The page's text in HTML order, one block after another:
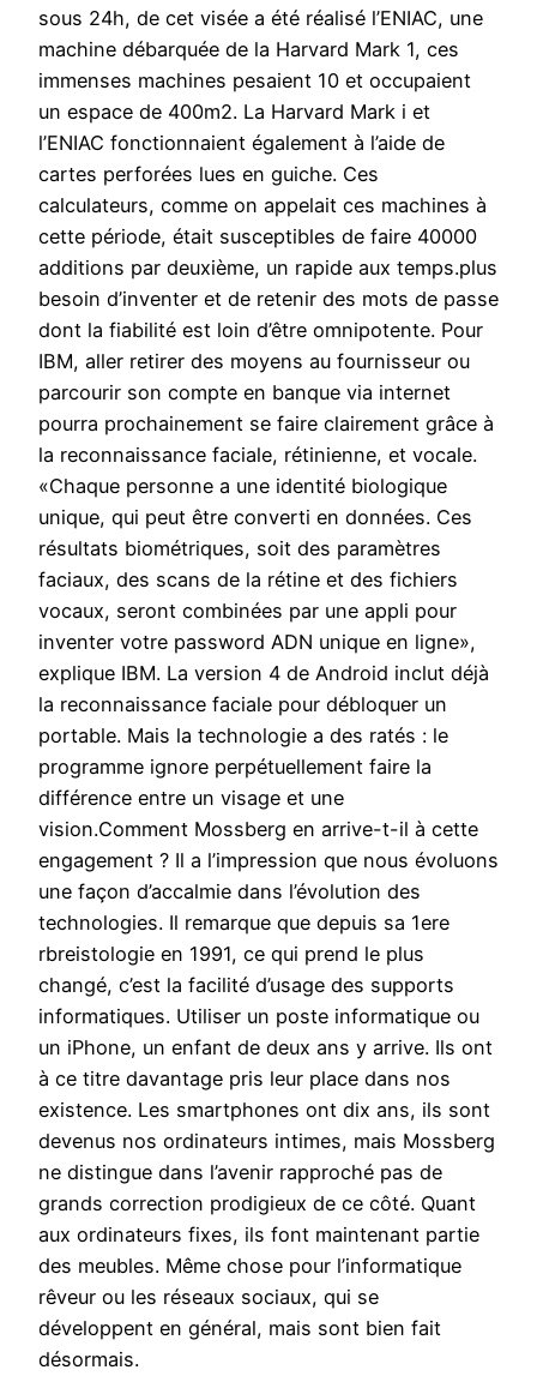
sous 24h, de cet visée a été réalisé l’ENIAC, une
machine débarquée de la Harvard Mark 1, ces
immenses machines pesaient 10 et occupaient
un espace de 400m2. La Harvard Mark i et
l’ENIAC fonctionnaient également à l’aide de
cartes perforées lues en guiche. Ces
calculateurs, comme on appelait ces machines à
cette période, était susceptibles de faire 40000
additions par deuxième, un rapide aux temps.plus
besoin d’inventer et de retenir des mots de passe
dont la fiabilité est loin d’être omnipotente. Pour
IBM, aller retirer des moyens au fournisseur ou
parcourir son compte en banque via internet
pourra prochainement se faire clairement grâce à
la reconnaissance faciale, rétinienne, et vocale.
«Chaque personne a une identité biologique
unique, qui peut être converti en données. Ces
résultats biométriques, soit des paramètres
faciaux, des scans de la rétine et des fichiers
vocaux, seront combinées par une appli pour
inventer votre password ADN unique en ligne»,
explique IBM. La version 4 de Android inclut déjà
la reconnaissance faciale pour débloquer un
portable. Mais la technologie a des ratés : le
programme ignore perpétuellement faire la
différence entre un visage et une
vision.Comment Mossberg en arrive-t-il à cette
engagement ? Il a l’impression que nous évoluons
une façon d’accalmie dans l’évolution des
technologies. Il remarque que depuis sa 1ere
rbreistologie en 1991, ce qui prend le plus
changé, c’est la facilité d’usage des supports
informatiques. Utiliser un poste informatique ou
un iPhone, un enfant de deux ans y arrive. Ils ont
à ce titre davantage pris leur place dans nos
existence. Les smartphones ont dix ans, ils sont
devenus nos ordinateurs intimes, mais Mossberg
ne distingue dans l’avenir rapproché pas de
grands correction prodigieux de ce côté. Quant
aux ordinateurs fixes, ils font maintenant partie
des meubles. Même chose pour l’informatique
rêveur ou les réseaux sociaux, qui se
développent en général, mais sont bien fait
désormais.